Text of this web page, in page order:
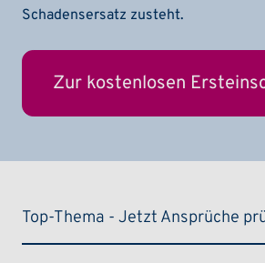
Schadensersatz zusteht.
Zur kostenlosen
Top-Thema - Jetzt Ansprüche